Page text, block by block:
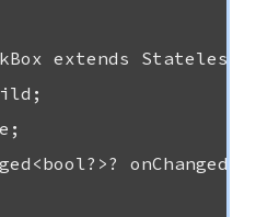
extends
onChanged;